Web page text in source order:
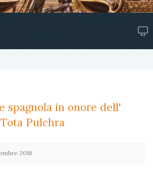
spagnola in onore dell'
Pulchra
2018